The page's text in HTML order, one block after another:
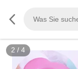
3 / 4